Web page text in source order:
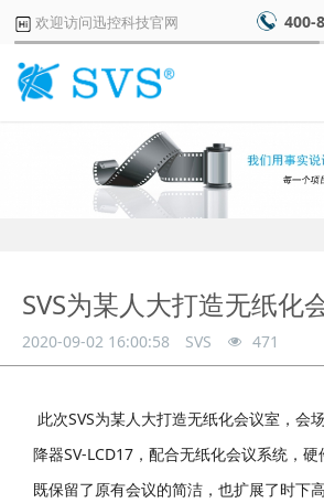
欢迎访问迅控科技官网 400-
SVS为某人大打造无纸化
2020-09-02 16:00:58 SVS 471
此次SVS为某人大打造无纸化会议室，会
降器SV-LCD17 ，配合无纸化会议系统，硬
既保留了原有会议的简洁，也扩展了时下